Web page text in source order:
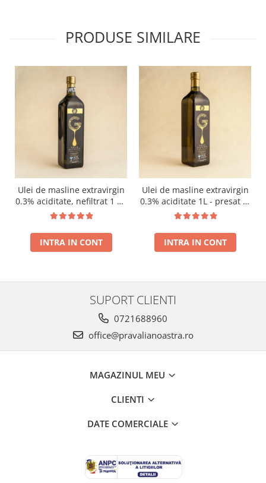
PRODUSE SIMILARE
Ulei de masline extravirgin
0.3% aciditate, nefiltrat 1 L -
presat la rece RECOLTA
INTRA IN CONT
Ulei de masline extravirgin
0.3% aciditate 1L - presat la
rece RECOLTA NOUA
INTRA IN CONT
SUPORT CLIENTI
0721688960
office@pravalianoastra.ro
MAGAZINUL MEU
CLIENTI
DATE COMERCIALE